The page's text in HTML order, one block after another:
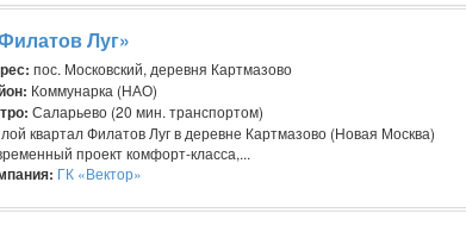
Луг»
пос. Московский, деревня Картмазово
Коммунарка (НАО)
Саларьево (20 мин. транспортом)
квартал Филатов Луг в деревне Картмазово (Новая Москва)
проект комфорт-класса,...
ГК «Вектор»